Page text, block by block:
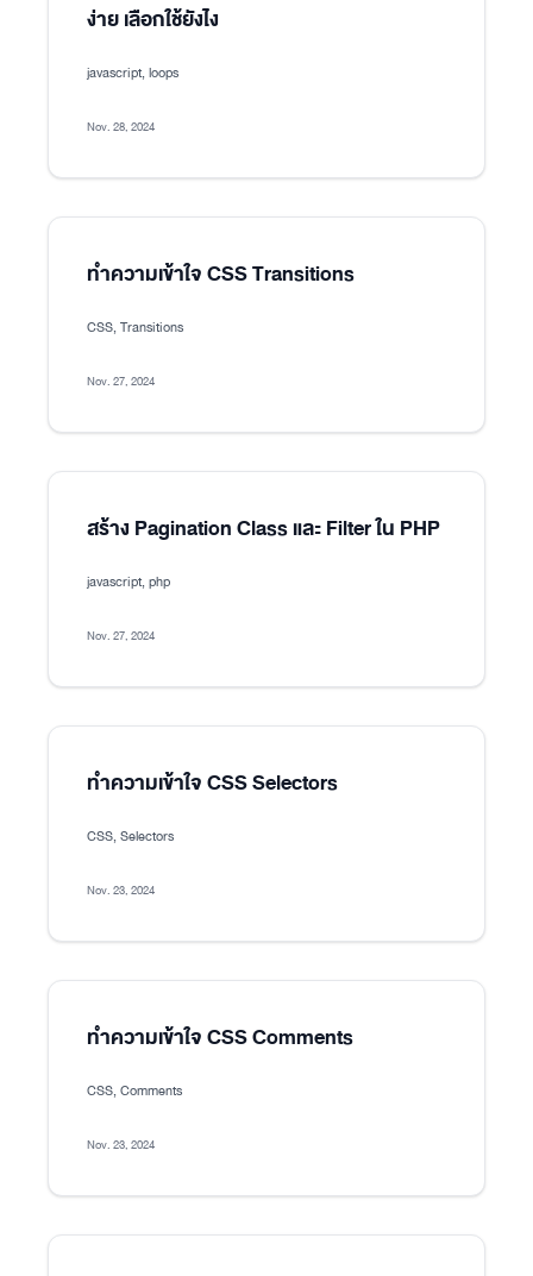
ง่าย เลือกใช้ยังไง
javascript, loops
Nov. 28, 2024
ทำความเข้าใจ CSS Transitions
CSS, Transitions
Nov. 27, 2024
สร้าง Pagination Class และ Filter ใน PHP
javascript, php
Nov. 27, 2024
ทำความเข้าใจ CSS Selectors
CSS, Selectors
Nov. 23, 2024
ทำความเข้าใจ CSS Comments
CSS, Comments
Nov. 23, 2024